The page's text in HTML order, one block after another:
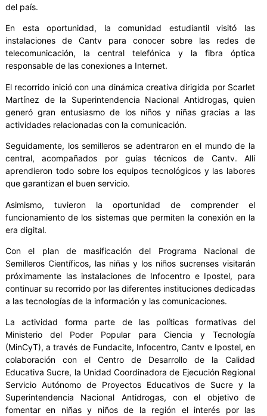
del país.
En esta oportunidad, la comunidad estudiantil visitó las
instalaciones de Cantv para conocer sobre las redes de
telecomunicación, la central telefónica y la fibra óptica
responsable de las conexiones a Internet.
El recorrido inició con una dinámica creativa dirigida por Scarlet
Martínez de la Superintendencia Nacional Antidrogas, quien
generó gran entusiasmo de los niños y niñas gracias a las
actividades relacionadas con la comunicación.
Seguidamente, los semilleros se adentraron en el mundo de la
central, acompañados por guías técnicos de Cantv. Allí
aprendieron todo sobre los equipos tecnológicos y las labores
que garantizan el buen servicio.
Asimismo, tuvieron la oportunidad de comprender el
funcionamiento de los sistemas que permiten la conexión en la
era digital.
Con el plan de masificación del Programa Nacional de
Semilleros Científicos, las niñas y los niños sucrenses visitarán
próximamente las instalaciones de Infocentro e Ipostel, para
continuar su recorrido por las diferentes instituciones dedicadas
a las tecnologías de la información y las comunicaciones.
La actividad forma parte de las políticas formativas del
Ministerio del Poder Popular para Ciencia y Tecnología
(MinCyT), a través de Fundacite, Infocentro, Cantv e Ipostel, en
colaboración con el Centro de Desarrollo de la Calidad
Educativa Sucre, la Unidad Coordinadora de Ejecución Regional
Servicio Autónomo de Proyectos Educativos de Sucre y la
Superintendencia Nacional Antidrogas, con el objetivo de
fomentar en niñas y niños de la región el interés por las